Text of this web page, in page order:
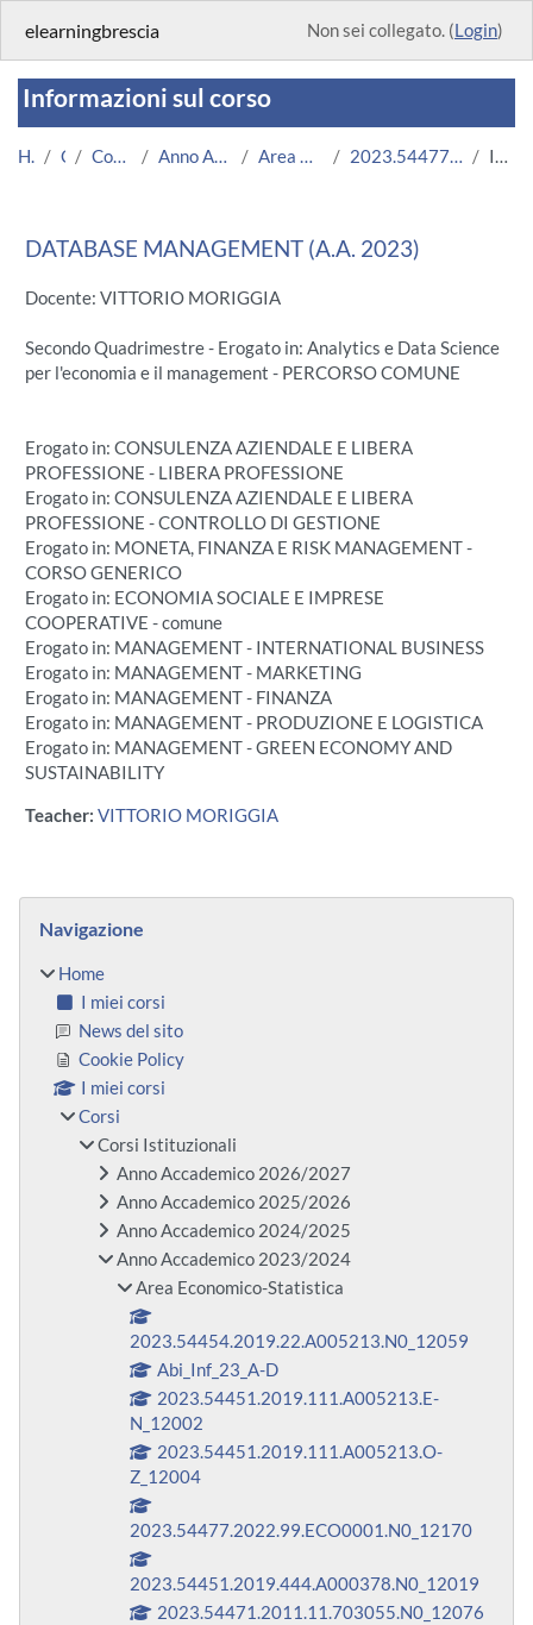
elearningbrescia Non sei collegato. (Login)
Informazioni sul corso
Home Corsi Corsi Istituzionali Anno Accademico 2023/2024 Area Economico-Statistica 2023.54477.2022.99.ECO0004.N0_12159 Introduzione
DATABASE MANAGEMENT (A.A. 2023)
Docente: VITTORIO MORIGGIA
Secondo Quadrimestre - Erogato in: Analytics e Data Science
per l'economia e il management - PERCORSO COMUNE
Erogato in: CONSULENZA AZIENDALE E LIBERA
PROFESSIONE - LIBERA PROFESSIONE
Erogato in: CONSULENZA AZIENDALE E LIBERA
PROFESSIONE - CONTROLLO DI GESTIONE
Erogato in: MONETA, FINANZA E RISK MANAGEMENT -
CORSO GENERICO
Erogato in: ECONOMIA SOCIALE E IMPRESE
COOPERATIVE - comune
Erogato in: MANAGEMENT - INTERNATIONAL BUSINESS
Erogato in: MANAGEMENT - MARKETING
Erogato in: MANAGEMENT - FINANZA
Erogato in: MANAGEMENT - PRODUZIONE E LOGISTICA
Erogato in: MANAGEMENT - GREEN ECONOMY AND
SUSTAINABILITY
Teacher: VITTORIO MORIGGIA
Blocchi
Navigazione
Home
I miei corsi
News del sito
Cookie Policy
I miei corsi
Corsi
Corsi Istituzionali
Anno Accademico 2026/2027
Anno Accademico 2025/2026
Anno Accademico 2024/2025
Anno Accademico 2023/2024
Area Economico-Statistica
2023.54454.2019.22.A005213.N0_12059
Abi_Inf_23_A-D
2023.54451.2019.111.A005213.E-
N_12002
2023.54451.2019.111.A005213.O-
Z_12004
2023.54477.2022.99.ECO0001.N0_12170
2023.54451.2019.444.A000378.N0_12019
2023.54471.2011.11.703055.N0_12076